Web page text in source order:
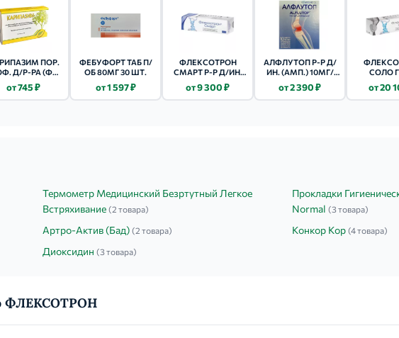
ПОР.
Д/Р-РА (ФЛ.)
от 745 ₽
ФЕБУФОРТ ТАБ П/
ОБ 80МГ 30 ШТ.
от 1 597 ₽
ФЛЕКСОТРОН
СМАРТ Р-Р Д/ИН.
- 2МЛ 1 ШТ.
от 9 300 ₽
АЛФЛУТОП Р-Р Д/
ИН. (АМП.) 10МГ/
от 2 390 ₽
СОЛО
от 20
Термометр Медицинский Безртутный Легкое
Встряхивание (2 товара)
Прокладки
Normal (3 товара)
Артро-Актив (Бад) (2 товара) Конкор Кор (4 товара)
Диоксидин (3 товара)
ФЛЕКСОТРОН